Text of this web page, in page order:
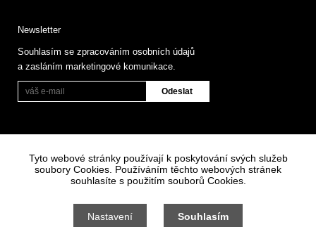
Newsletter
Souhlasím se zpracováním osobních údajů
a zasláním marketingové komunikace.
Všeobecné obchodní podmínky
Nastavení cookies
Tyto webové stránky používají k poskytování svých služeb
soubory Cookies. Používáním těchto webových stránek
souhlasíte s použitím souborů Cookies.
Nastavení Souhlasím